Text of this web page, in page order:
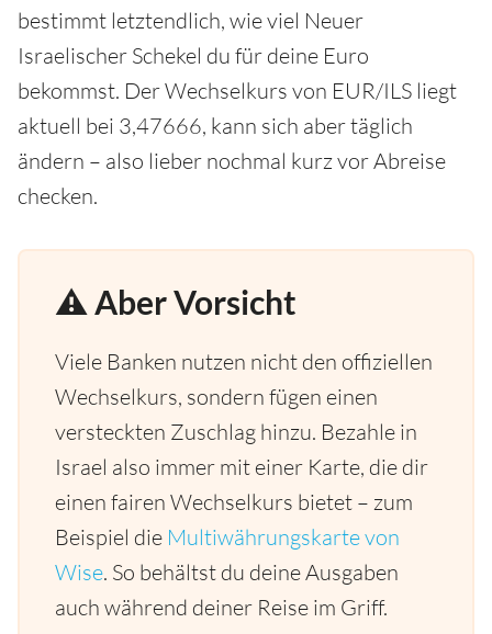
bestimmt letztendlich, wie viel Neuer
Israelischer Schekel du für deine Euro
bekommst. Der Wechselkurs von EUR/ILS liegt
aktuell bei 3,47666, kann sich aber täglich
ändern – also lieber nochmal kurz vor Abreise
checken.
⚠️ Aber Vorsicht
Viele Banken nutzen nicht den offiziellen
Wechselkurs, sondern fügen einen
versteckten Zuschlag hinzu. Bezahle in
Israel also immer mit einer Karte, die dir
einen fairen Wechselkurs bietet – zum
Beispiel die Multiwährungskarte von
Wise. So behältst du deine Ausgaben
auch während deiner Reise im Griff.